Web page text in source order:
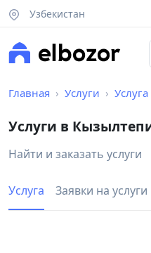
Узбекистан
Главная Услуги Услуга
Услуги в
Найти и заказать услуги
Услуга Заявки на услуги